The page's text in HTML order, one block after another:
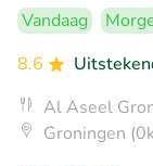
Vandaag
8.6
Al Aseel
Groningen